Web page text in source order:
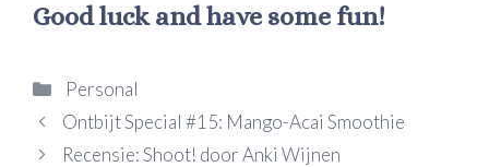
Good luck and have some fun!
Categorieën
Personal
Ontbijt Special #15: Mango-Acai Smoothie
Recensie: Shoot! door Anki Wijnen